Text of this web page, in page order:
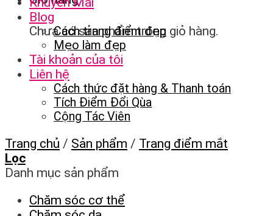
Chưa có sản phẩm trong giỏ hàng.
Blog
Cách trang điểm đẹp
Mẹo làm đẹp
Tài khoản của tôi
Liên hệ
Cách thức đặt hàng & Thanh toán
Tích Điểm Đổi Qùa
Cộng Tác Viên
Trang chủ / Sản phẩm / Trang điểm mắt
Lọc
Danh mục sản phẩm
Chăm sóc cơ thể